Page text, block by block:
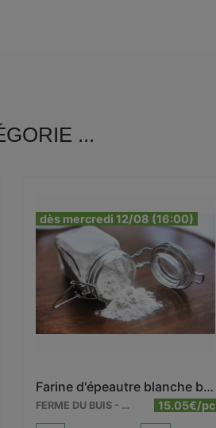
...
dès mercredi 12/08 (16:00)
Farine d'épeautre blanche bio 5 kg
FERME DU BUIS - BARRY 15.05€/pc